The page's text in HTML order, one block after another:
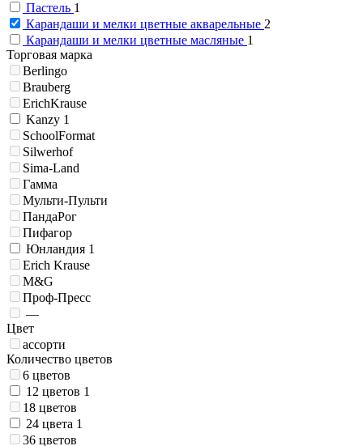
Пастель 1
Карандаши и мелки цветные акварельные 2
Карандаши и мелки цветные масляные 1
Торговая марка
Berlingo
Brauberg
ErichKrause
Kanzy 1
SchoolFormat
Silwerhof
Sima-Land
Гамма
Мульти-Пульти
ПандаРог
Пифагор
Юнландия 1
Erich Krause
M&G
Проф-Пресс
—
Цвет
ассорти
Количество цветов
6 цветов
12 цветов 1
18 цветов
24 цвета 1
36 цветов